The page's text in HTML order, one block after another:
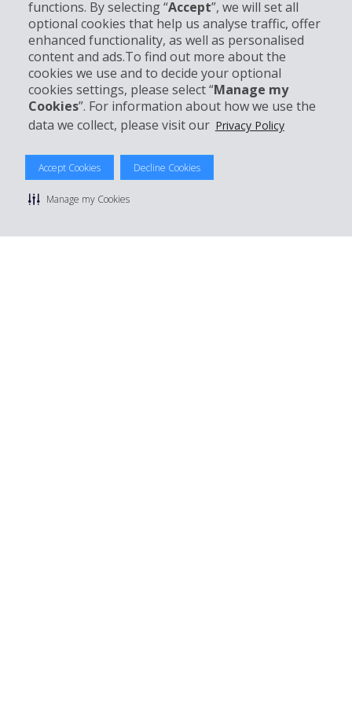
functions. By selecting “Accept”, we will set all
optional cookies that help us analyse traffic, offer
enhanced functionality, as well as personalised
content and ads.To find out more about the
cookies we use and to decide your optional
cookies settings, please select “Manage my
Cookies”. For information about how we use the
data we collect, please visit our Privacy Policy
Accept Cookies Decline Cookies
Manage my Cookies
Support client
Réserver avec Hertz
© 2026 The Hertz System, Inc.
Politique de confidentialité | Conditions d'utilisation du site
Conditions de location |